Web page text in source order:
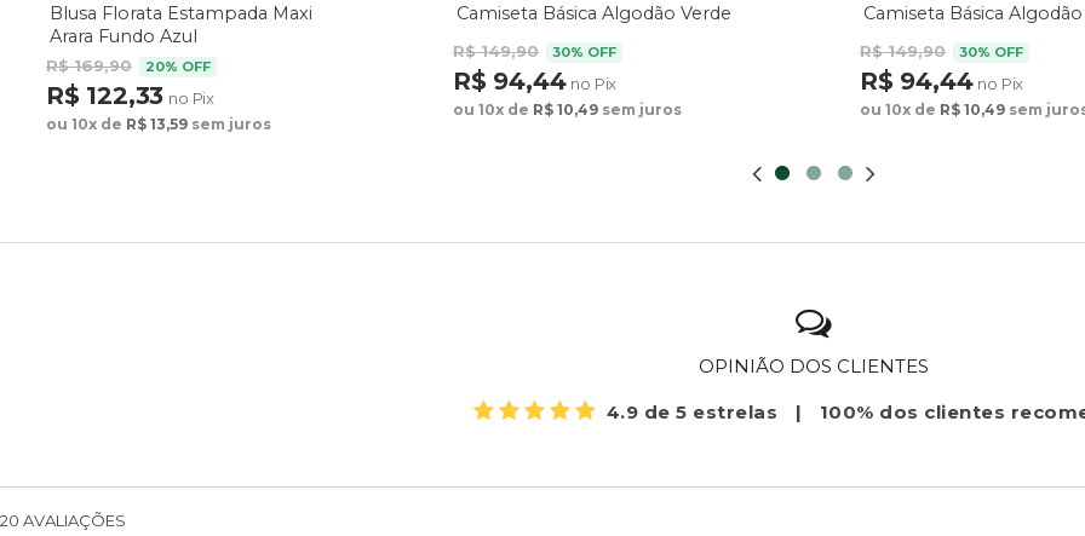
Blusa Florata Estampada Maxi
Arara Fundo Azul
R$ 169,90 20% OFF
R$ 122,33 no Pix
ou 10x de R$ 13,59 sem juros
Camiseta Básica Algodão Verde
R$ 149,90 30% OFF
R$ 94,44 no Pix
ou 10x de R$ 10,49 sem juros
Camiseta Básica
R$ 149,90 30% OFF
R$ 94,44 no Pix
ou 10x de R$ 10,49 sem
OPINIÃO DOS CLIENTES
4.9 de 5 estrelas
| 100% dos clientes
20 AVALIAÇÕES